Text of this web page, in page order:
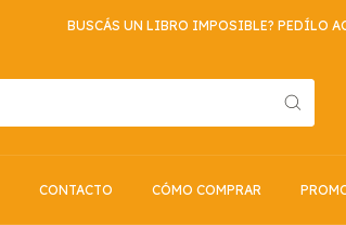
BUSCÁS UN LIBRO IMPOSIBLE? PEDÍLO ACÁ
CONTACTO CÓMO COMPRAR